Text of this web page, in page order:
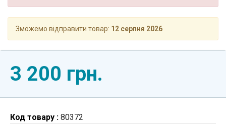
Зможемо відправити товар: 12 серпня 2026
3 200 грн.
Код товару : 80372